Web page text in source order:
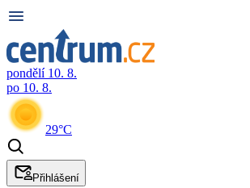
pondělí 10. 8.
po 10. 8.
29°C
Přihlášení